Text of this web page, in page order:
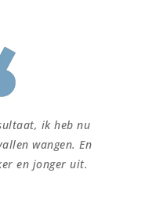
ik heb nu
wangen. En
en jonger uit.